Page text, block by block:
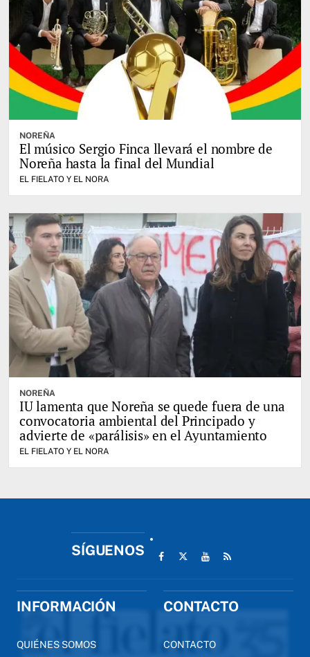
NOREÑA
El músico Sergio Finca llevará el nombre de
Noreña hasta la final del Mundial
EL FIELATO Y EL NORA
NOREÑA
IU lamenta que Noreña se quede fuera de una
convocatoria ambiental del Principado y
advierte de «parálisis» en el Ayuntamiento
EL FIELATO Y EL NORA
SÍGUENOS
INFORMACIÓN
QUIÉNES SOMOS
CONTACTO
CONTACTO